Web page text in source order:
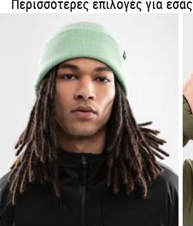
Ήταν χρήσιμη αυτή η κριτική;
Επαληθευμένος Πελάτης
Tony Paredes
Εξαιρετικό προϊόν
Ήταν χρήσιμη αυτή η κριτική; Ναι Αναφορά
4
Περισσότερες επιλογές για εσάς